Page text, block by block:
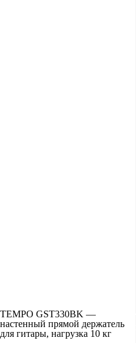
TEMPO GST330BK —
настенный прямой держатель
для гитары, нагрузка 10 кг